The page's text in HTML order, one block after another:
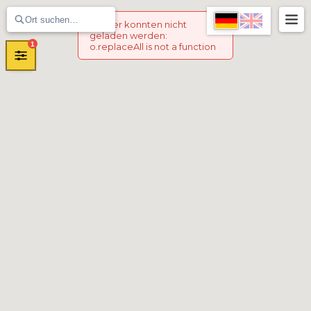
Marker konnten nicht
geladen werden:
o.replaceAll is not a function
1